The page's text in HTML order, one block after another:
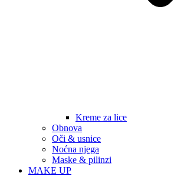
Kreme za lice
Obnova
Oči & usnice
Noćna njega
Maske & pilinzi
MAKE UP